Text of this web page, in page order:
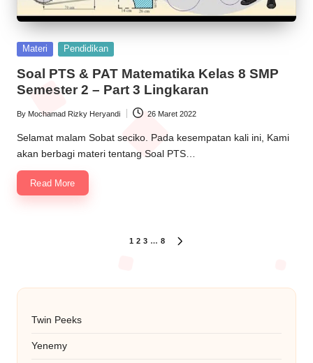
Posted
Materi Pendidikan
Soal PTS & PAT Matematika Kelas 8 SMP
Semester 2 – Part 3 Lingkaran
Posted
by
By Mochamad Rizky Heryandi 26 Maret 2022
Selamat malam Sobat seciko. Pada kesempatan kali ini, Kami
akan berbagi materi tentang Soal PTS…
Read More
1 2 3 … 8
Twin Peeks
Yenemy